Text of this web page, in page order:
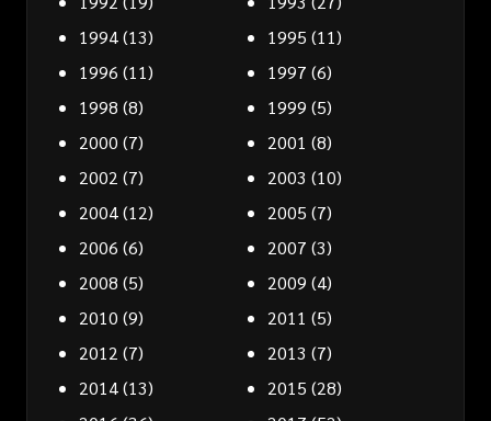
1994(13) 1995 (11)
1996 (11) 1997 (6)
1998 (8) 1999 (5)
2000 (7) 2001 (8)
2002 (7) 2003 (10)
2004(12) 2005 (7)
2006 (6) 2007 (3)
2008 (5) 2009 (4)
2010 (9) 2011 (5)
2012 (7) 2013 (7)
2014(13) 2015 (28)